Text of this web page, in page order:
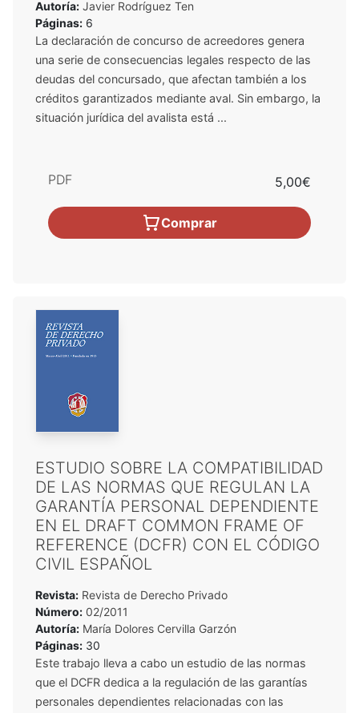
Autoría: Javier Rodríguez Ten
Páginas: 6
La declaración de concurso de acreedores genera
una serie de consecuencias legales respecto de las
deudas del concursado, que afectan también a los
créditos garantizados mediante aval. Sin embargo, la
situación jurídica del avalista está ...
PDF 5,00€
Comprar
ESTUDIO SOBRE LA COMPATIBILIDAD
DE LAS NORMAS QUE REGULAN LA
GARANTÍA PERSONAL DEPENDIENTE
EN EL DRAFT COMMON FRAME OF
REFERENCE (DCFR) CON EL CÓDIGO
CIVIL ESPAÑOL
Revista: Revista de Derecho Privado
Número: 02/2011
Autoría: María Dolores Cervilla Garzón
Páginas: 30
Este trabajo lleva a cabo un estudio de las normas
que el DCFR dedica a la regulación de las garantías
personales dependientes relacionadas con las